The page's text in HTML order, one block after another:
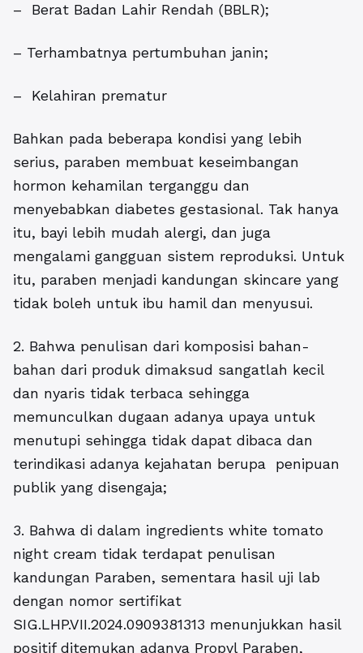
– Berat Badan Lahir Rendah (BBLR);
– Terhambatnya pertumbuhan janin;
– Kelahiran prematur
Bahkan pada beberapa kondisi yang lebih
serius, paraben membuat keseimbangan
hormon kehamilan terganggu dan
menyebabkan diabetes gestasional. Tak hanya
itu, bayi lebih mudah alergi, dan juga
mengalami gangguan sistem reproduksi. Untuk
itu, paraben menjadi kandungan skincare yang
tidak boleh untuk ibu hamil dan menyusui.
2. Bahwa penulisan dari komposisi bahan-
bahan dari produk dimaksud sangatlah kecil
dan nyaris tidak terbaca sehingga
memunculkan dugaan adanya upaya untuk
menutupi sehingga tidak dapat dibaca dan
terindikasi adanya kejahatan berupa penipuan
publik yang disengaja;
3. Bahwa di dalam ingredients white tomato
night cream tidak terdapat penulisan
kandungan Paraben, sementara hasil uji lab
dengan nomor sertifikat
SIG.LHP.VII.2024.0909381313 menunjukkan hasil
positif ditemukan adanya Propyl Paraben,